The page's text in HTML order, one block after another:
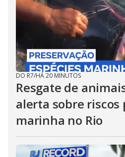
DO R7/HÁ 20 MINUTOS
Resgate de
alerta sobre riscos
marinha no Rio